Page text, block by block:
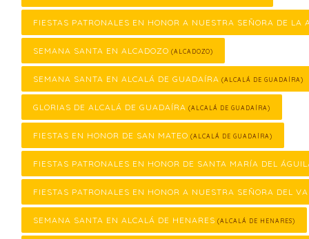
FIESTAS PATRONALES EN HONOR A NUESTRA SEÑORA DE LA
SEMANA SANTA EN ALCADOZO (ALCADOZO)
SEMANA SANTA EN ALCALÁ DE GUADAÍRA (ALCALÁ DE GUADAÍRA)
GLORIAS DE ALCALÁ DE GUADAÍRA (ALCALÁ DE GUADAÍRA)
FIESTAS EN HONOR DE SAN MATEO (ALCALÁ DE GUADAÍRA)
FIESTAS PATRONALES EN HONOR DE SANTA MARÍA DEL
FIESTAS PATRONALES EN HONOR A NUESTRA SEÑORA DEL
SEMANA SANTA EN ALCALÁ DE HENARES (ALCALÁ DE HENARES)